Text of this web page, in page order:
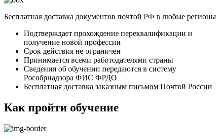
Бесплатная доставка документов почтой РФ в любые регионы
Подтверждает прохождение переквалификации и
получение новой профессии
Срок действия не ограничен
Принимается всеми работодателями страны
Сведения об обучении передаются в систему
Рособрнадзора ФИС ФРДО
Бесплатная доставка заказным письмом Почтой России
Как пройти обучение